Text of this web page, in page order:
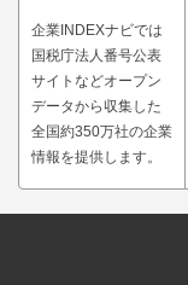
企業INDEXナビでは
国税庁法人番号公表
サイトなどオープン
データから収集した
全国約350万社の企業
情報を提供します。